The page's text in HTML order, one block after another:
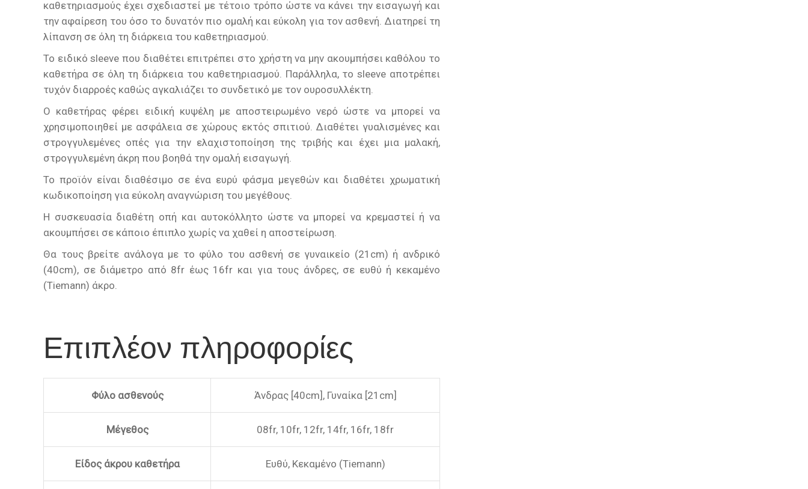
καθετηριασμούς έχει σχεδιαστεί με τέτοιο τρόπο ώστε να κάνει την εισαγωγή και
την αφαίρεση του όσο το δυνατόν πιο ομαλή και εύκολη για τον ασθενή. Διατηρεί τη
λίπανση σε όλη τη διάρκεια του καθετηριασμού.
Το ειδικό sleeve που διαθέτει επιτρέπει στο χρήστη να μην ακουμπήσει καθόλου το
καθετήρα σε όλη τη διάρκεια του καθετηριασμού. Παράλληλα, το sleeve αποτρέπει
τυχόν διαρροές καθώς αγκαλιάζει το συνδετικό με τον ουροσυλλέκτη.
Ο καθετήρας φέρει ειδική κυψέλη με αποστειρωμένο νερό ώστε να μπορεί να
χρησιμοποιηθεί με ασφάλεια σε χώρους εκτός σπιτιού. Διαθέτει γυαλισμένες και
στρογγυλεμένες οπές για την ελαχιστοποίηση της τριβής και έχει μια μαλακή,
στρογγυλεμένη άκρη που βοηθά την ομαλή εισαγωγή.
Το προϊόν είναι διαθέσιμο σε ένα ευρύ φάσμα μεγεθών και διαθέτει χρωματική
κωδικοποίηση για εύκολη αναγνώριση του μεγέθους.
Η συσκευασία διαθέτη οπή και αυτοκόλλητο ώστε να μπορεί να κρεμαστεί ή να
ακουμπήσει σε κάποιο έπιπλο χωρίς να χαθεί η αποστείρωση.
Θα τους βρείτε ανάλογα με το φύλο του ασθενή σε γυναικείο (21cm) ή ανδρικό
(40cm), σε διάμετρο από 8fr έως 16fr και για τους άνδρες, σε ευθύ ή κεκαμένο
(Tiemann) άκρο.
Επιπλέον πληροφορίες
Φύλο ασθενούς Άνδρας [40cm], Γυναίκα [21cm]
Μέγεθος 08fr, 10fr, 12fr, 14fr, 16fr, 18fr
Είδος άκρου καθετήρα Ευθύ, Κεκαμένο (Tiemann)